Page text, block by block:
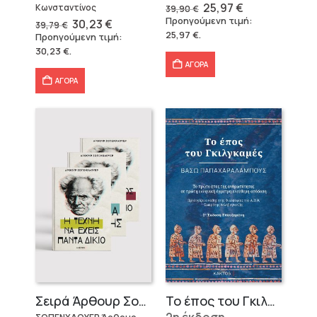
Κωνσταντίνος
39,79€ Original
price
was:
39,79 €.
30,23€Η
τρέχουσα
τιμή
Προηγούμενη τιμή:
30,23€.
ΑΓΟΡΑ
39,90€ Original
price
was:
25,97€Η
τρέχουσα
τιμή
Προηγούμενη τιμή:
25,97 €.
ΑΓΟΡΑ
Σειρά Άρθουρ Σοπενχάουερ (3 βιβλία) Το έπος του Γκιλγκαμές